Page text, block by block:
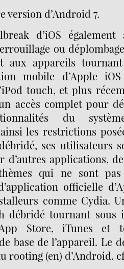
version d’Android 7.
d’iOS également
ou
aux appareils
mobile d’Apple
touch, et plus
accès complet pour
du
les restrictions
ses utilisateurs
d’autres applications,
qui ne sont
officielle
comme Cydia.
débridé tournant sous
Store, iTunes et
base de l’appareil. Le
rooting (en) d’Android.